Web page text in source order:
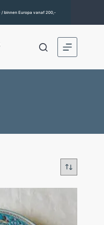
binnen Europa vanaf 200,-